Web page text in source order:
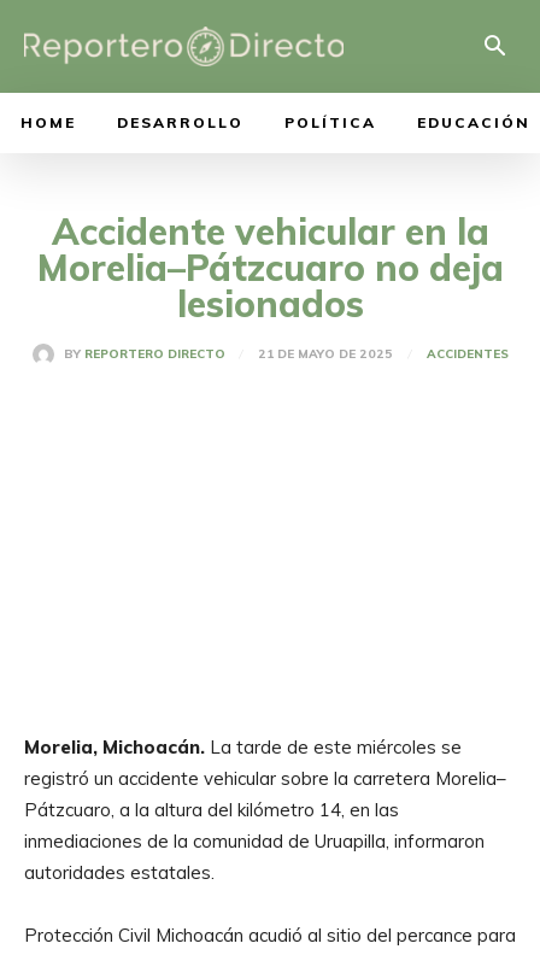
HOME DESARROLLO POLÍTICA EDUCACIÓN
Accidente vehicular en la
Morelia–Pátzcuaro no deja
lesionados
BY REPORTERO DIRECTO 21 DE MAYO DE 2025 ACCIDENTES
Morelia, Michoacán. La tarde de este miércoles se
registró un accidente vehicular sobre la carretera Morelia–
Pátzcuaro, a la altura del kilómetro 14, en las
inmediaciones de la comunidad de Uruapilla, informaron
autoridades estatales.
Protección Civil Michoacán acudió al sitio del percance para